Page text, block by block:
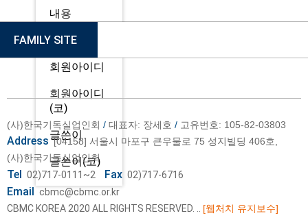
내용
제목+내용
회원아이디
회원아이디
(코)
글쓴이
글쓴이(코)
FAMILY SITE
(사)한국기독실업인회 / 대표자: 장세호 / 고유번호: 105-82-03803
Address [04158] 서울시 마포구 큰우물로 75 성지빌딩 406호,
(사)한국기독실업인회
Tel 02)717-0111~2 Fax 02)717-6716
Email cbmc@cbmc.or.kr
CBMC KOREA 2020 ALL RIGHTS RESERVED.
[웹처치 유지보수]